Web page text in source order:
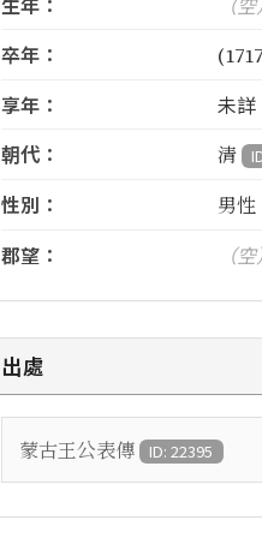
卒年：
享年：
未詳
朝代：
清
性別： 男性
郡望： （空
出處
蒙古王公表傳 ID: 22395